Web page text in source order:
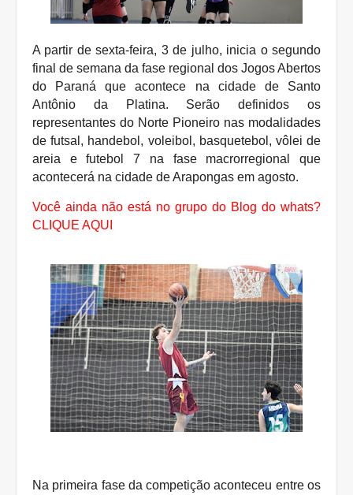
A partir de sexta-feira, 3 de julho, inicia o segundo
final de semana da fase regional dos Jogos Abertos
do Paraná que acontece na cidade de Santo
Antônio da Platina. Serão definidos os
representantes do Norte Pioneiro nas modalidades
de futsal, handebol, voleibol, basquetebol, vôlei de
areia e futebol 7 na fase macrorregional que
acontecerá na cidade de Arapongas em agosto.
Você ainda não está no grupo do Blog do whats?
CLIQUE AQUI
Na primeira fase da competição aconteceu entre os